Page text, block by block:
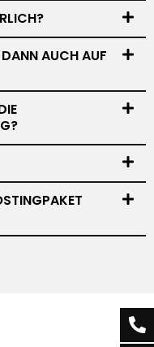
DANN AUCH AUF